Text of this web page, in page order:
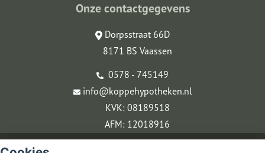
Onze contactgegevens
Dorpsstraat 66D
8171 BS Vaassen
0578 - 745149
info@koppehypotheken.nl
KVK: 08189518
AFM: 12018916